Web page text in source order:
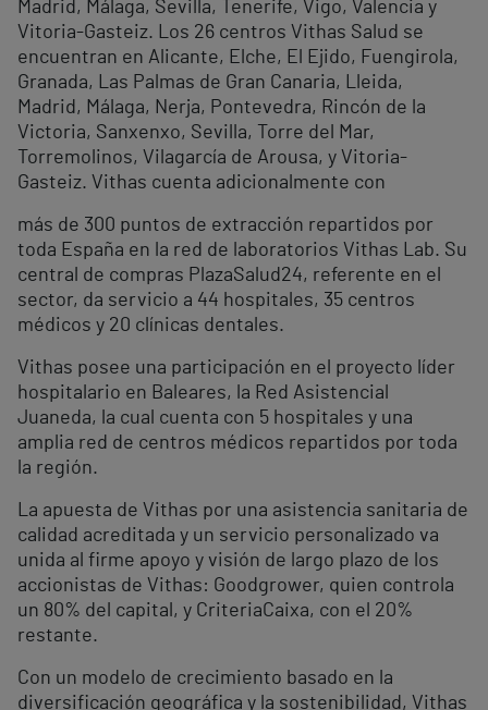
Madrid, Málaga, Sevilla, Tenerife, Vigo, Valencia y
Vitoria-Gasteiz. Los 26 centros Vithas Salud se
encuentran en Alicante, Elche, El Ejido, Fuengirola,
Granada, Las Palmas de Gran Canaria, Lleida,
Madrid, Málaga, Nerja, Pontevedra, Rincón de la
Victoria, Sanxenxo, Sevilla, Torre del Mar,
Torremolinos, Vilagarcía de Arousa, y Vitoria-
Gasteiz. Vithas cuenta adicionalmente con
más de 300 puntos de extracción repartidos por
toda España en la red de laboratorios Vithas Lab. Su
central de compras PlazaSalud24, referente en el
sector, da servicio a 44 hospitales, 35 centros
médicos y 20 clínicas dentales.
Vithas posee una participación en el proyecto líder
hospitalario en Baleares, la Red Asistencial
Juaneda, la cual cuenta con 5 hospitales y una
amplia red de centros médicos repartidos por toda
la región.
La apuesta de Vithas por una asistencia sanitaria de
calidad acreditada y un servicio personalizado va
unida al firme apoyo y visión de largo plazo de los
accionistas de Vithas: Goodgrower, quien controla
un 80% del capital, y CriteriaCaixa, con el 20%
restante.
Con un modelo de crecimiento basado en la
diversificación geográfica y la sostenibilidad, Vithas